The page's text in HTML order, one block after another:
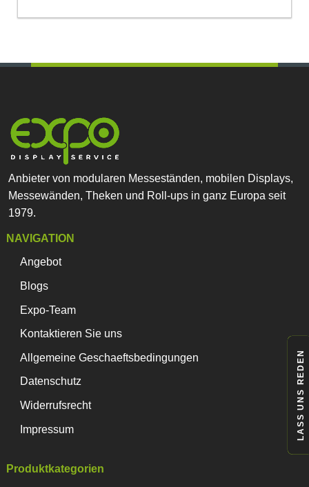
LASS UNS REDEN
Anbieter von modularen Messeständen, mobilen Displays,
Messewänden, Theken und Roll-ups in ganz Europa seit
1979.
NAVIGATION
Angebot
Blogs
Expo-Team
Kontaktieren Sie uns
Allgemeine Geschaeftsbedingungen
Datenschutz
Widerrufsrecht
Impressum
Produktkategorien